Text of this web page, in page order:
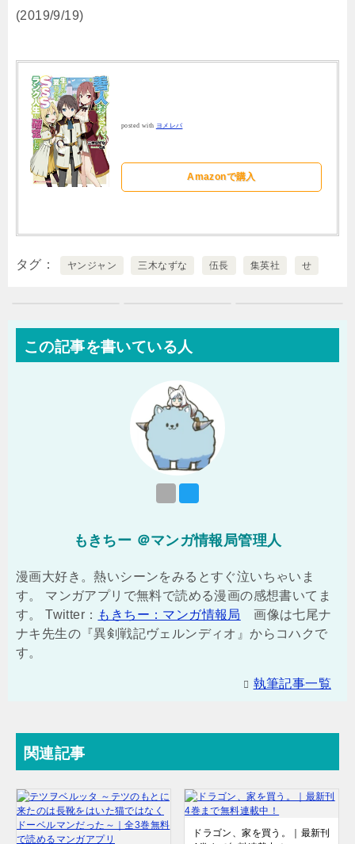
(2019/9/19)
posted with ヨメレバ
Amazonで購入
タグ ヤンジャン 三木なずな 伍長 集英社 せ
この記事を書いている人
もきちー ＠マンガ情報局管理人
漫画大好き。熱いシーンをみるとすぐ泣いちゃいま
す。 マンガアプリで無料で読める漫画の感想書いてま
す。 Twitter： もきちー：マンガ情報局
画像は七尾ナ
ナキ先生の『異剣戦記ヴェルンディオ』からコハクで
す。
執筆記事一覧
関連記事
ドラゴン、家を買う。｜最新刊